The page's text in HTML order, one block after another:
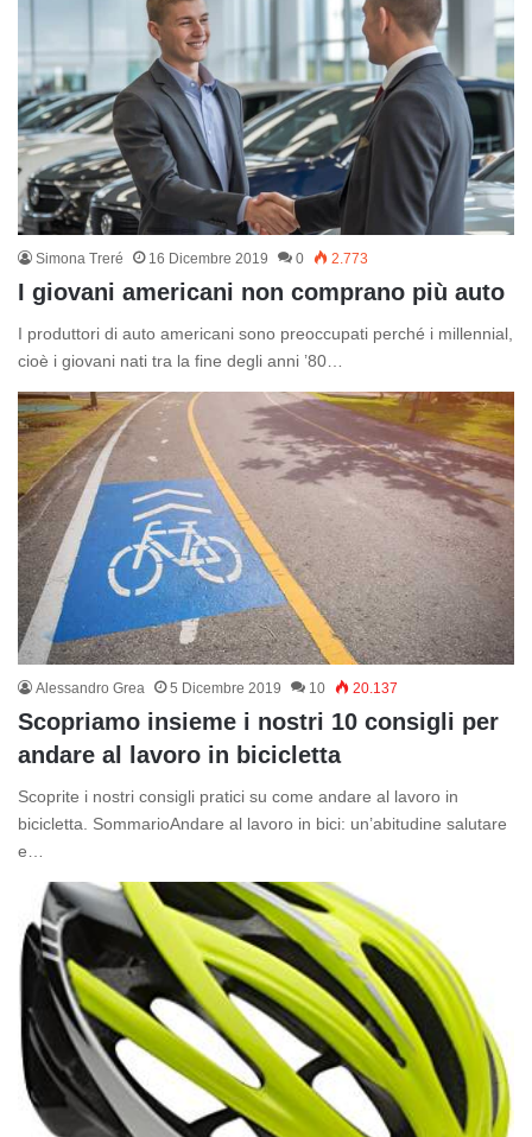
Simona Treré 16 Dicembre 2019 0 2.773
I giovani americani non comprano più auto
I produttori di auto americani sono preoccupati perché i millennial,
cioè i giovani nati tra la fine degli anni ’80…
Alessandro Grea 5 Dicembre 2019 10 20.137
Scopriamo insieme i nostri 10 consigli per
andare al lavoro in bicicletta
Scoprite i nostri consigli pratici su come andare al lavoro in
bicicletta. SommarioAndare al lavoro in bici: un’abitudine salutare
e…